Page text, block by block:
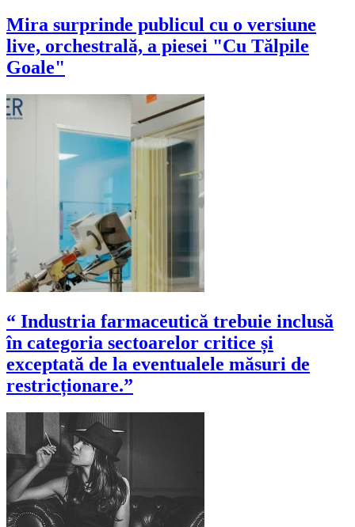
Mira surprinde publicul cu o versiune
live, orchestrală, a piesei "Cu Tălpile
Goale"
“ Industria farmaceutică trebuie inclusă
în categoria sectoarelor critice și
exceptată de la eventualele măsuri de
restricționare.”